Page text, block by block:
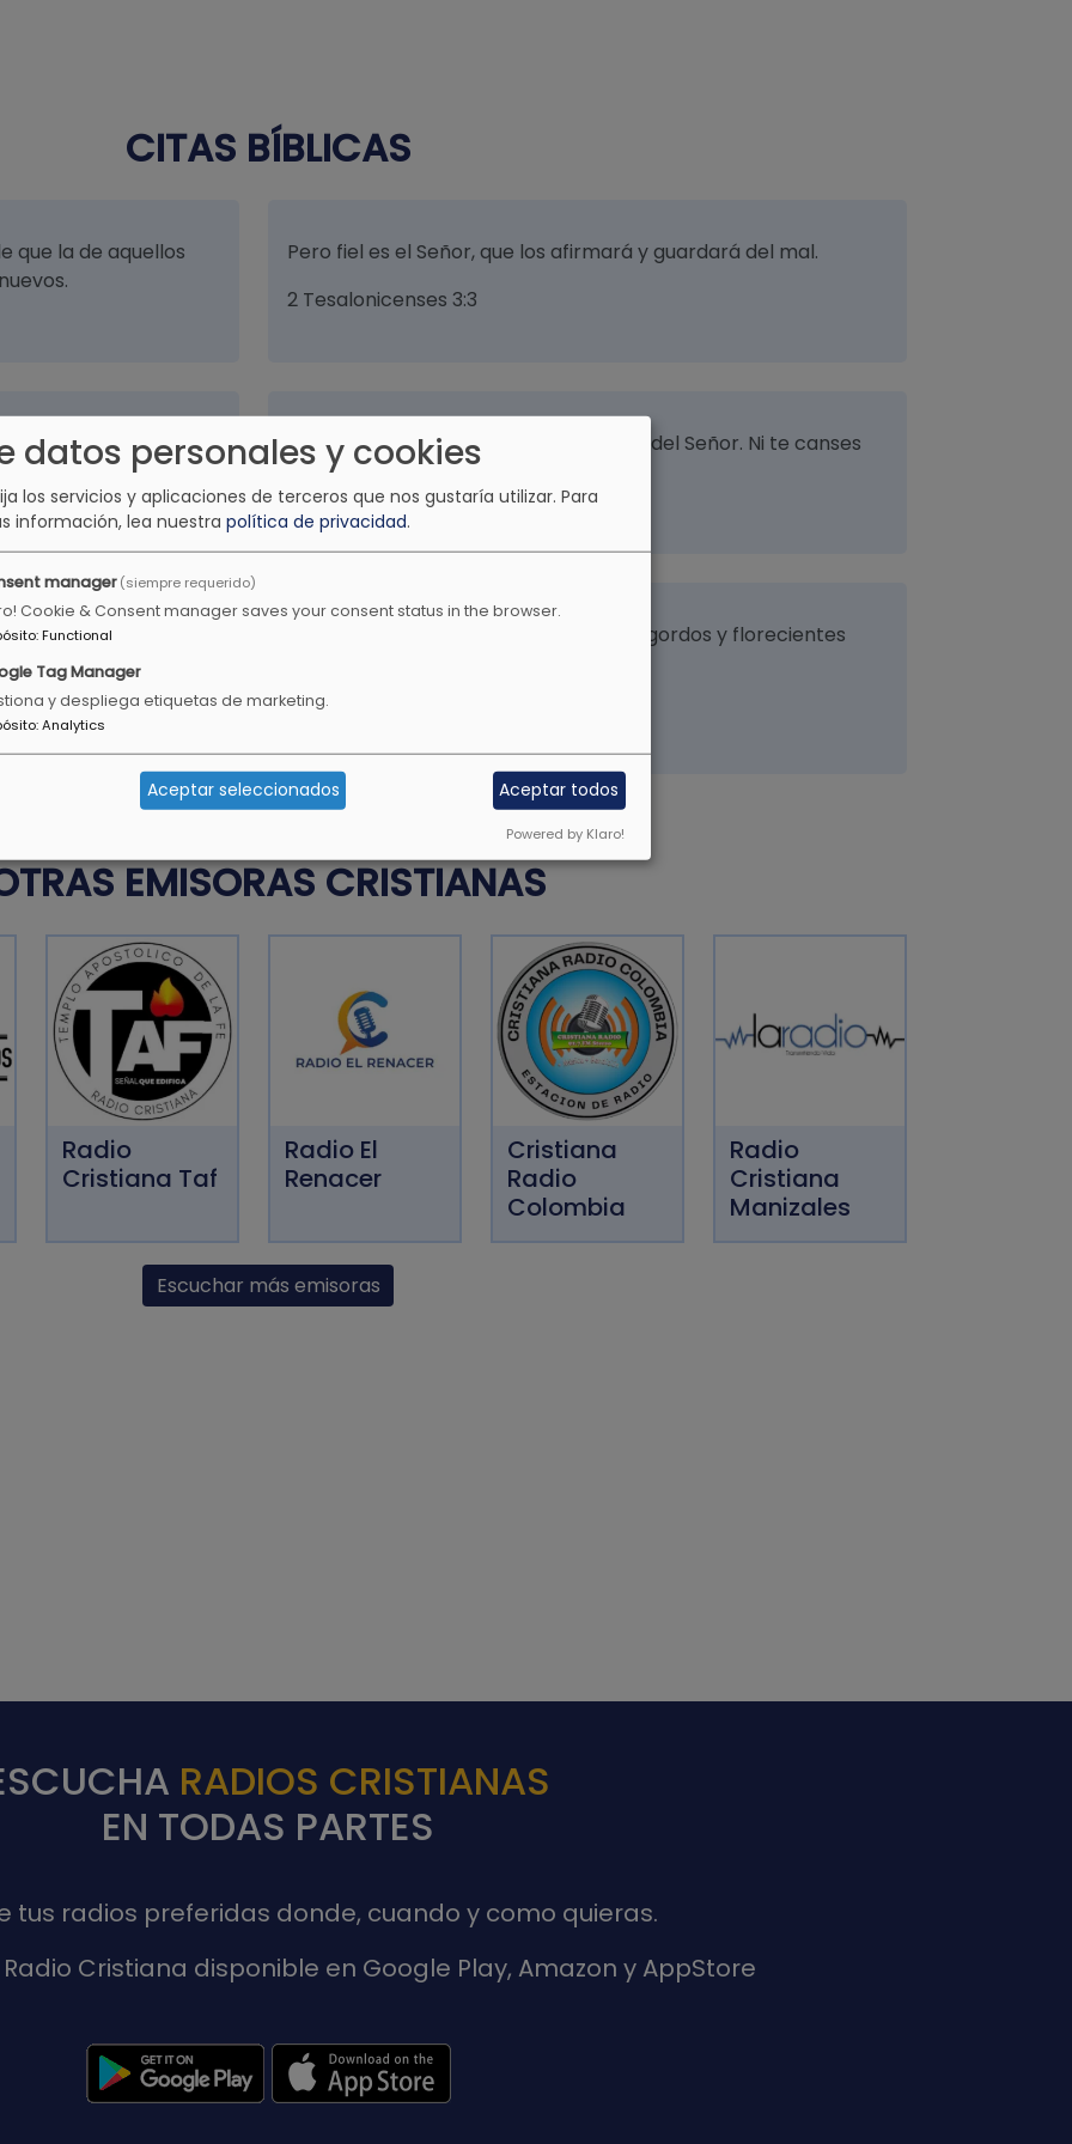
CITAS BÍBLICAS
que la de aquellos
Pero fiel es el Señor, que los afirmará y guardará del mal.
2 Tesalonicenses 3:3
y esperaré en tu
santos.
Hijo mío, no menosprecies la disciplina del Señor. Ni te canses
de su corrección.
Proverbios 3:11
debes ser un
la conversación, en
Todavía darán fruto en la vejez, serán gordos y florecientes
EMISORAS CRISTIANAS
Radio
Cristiana Taf
Radio El
Renacer
Cristiana
Radio
Colombia
Radio
Cristiana
Manizales
Escuchar más emisoras
RADIOS CRISTIANAS
EN TODAS PARTES
tus radios preferidas donde, cuando y como quieras.
Cristiana disponible en Google Play, Amazon y AppStore
datos personales y cookies
los servicios y aplicaciones de terceros que nos gustaría utilizar. Para
información, lea nuestra política de privacidad.
manager(siempre requerido)
Cookie & Consent manager saves your consent status in the browser.
:Functional
Tag Manager
y despliega etiquetas de marketing.
:Analytics
Aceptar seleccionados Aceptar todos
Powered by Klaro!